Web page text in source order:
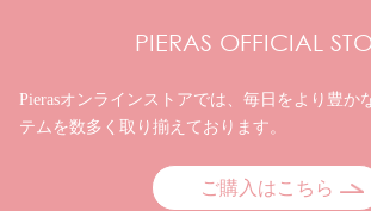
PIERAS OFFICIAL
Pierasオンラインストアでは、毎日をより豊か
テムを数多く取り揃えております。
ご購入はこちら